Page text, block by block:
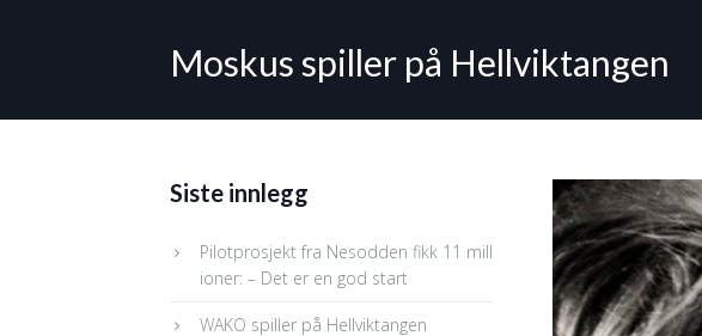
Moskus spiller på Hellviktangen
Siste innlegg
Pilotprosjekt fra Nesodden fikk 11 mill
ioner: – Det er en god start
WAKO spiller på Hellviktangen